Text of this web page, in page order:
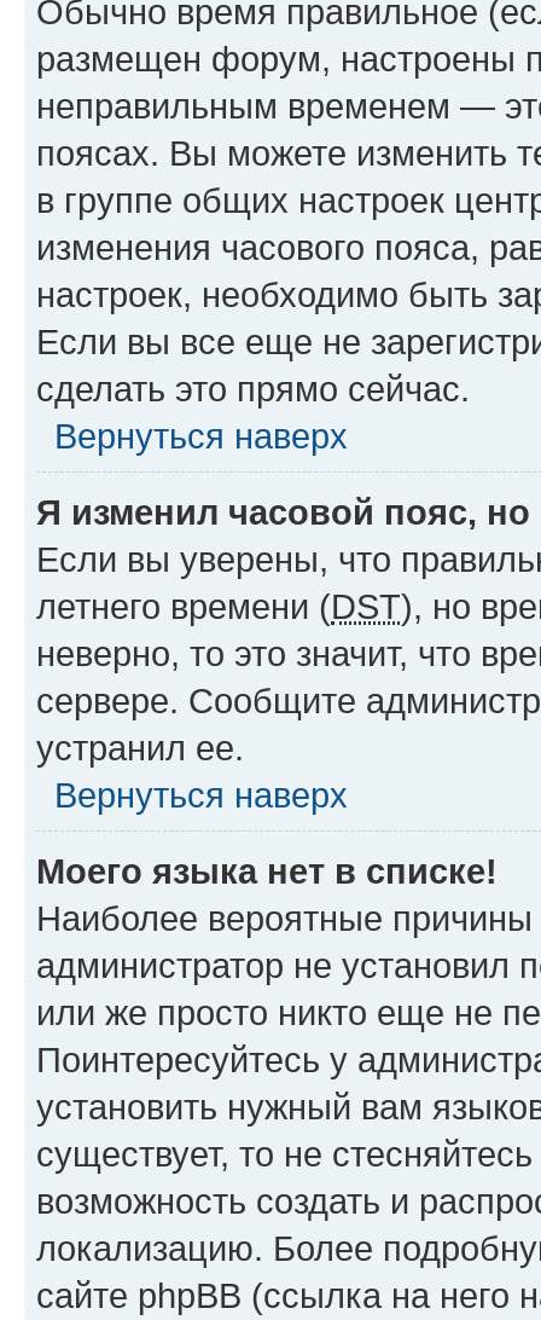
Обычно время правильное
размещен форум, настроены
неправильным временем —
поясах. Вы можете изменить
в группе общих настроек
изменения часового пояса,
настроек, необходимо быть
Если вы все еще не
сделать это прямо сейчас.
Вернуться наверх
Я изменил часовой пояс,
Если вы уверены, что
летнего времени (DST), но
неверно, то это значит, что
сервере. Сообщите
устранил ее.
Вернуться наверх
Моего языка нет в списке!
Наиболее вероятные причины
администратор не установил
или же просто никто еще не
Поинтересуйтесь у
установить нужный вам
существует, то не
возможность создать и
локализацию. Более
сайте phpBB (ссылка на него